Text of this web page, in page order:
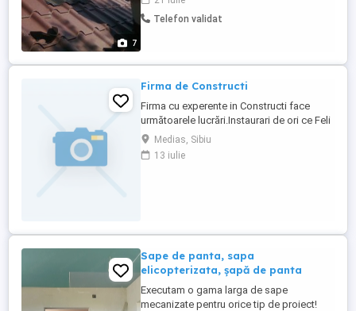
7
mansarda . oferim factura si garantie,
lucrari executate, seriozitate si
Telefon validat
Firma de Constructi
Firma cu experente in Constructi face
următoarele lucrări.Instaurari de ori ce Feli
Case vechi,Biserci vechi,Ziduri vechi
Acoperise Cabane lemn terase
lemn,Fuisoare lemn,Pavaje(Pavaje
Medias, Sibiu
13 iulie
Sape de panta, sapa
elicopterizata, șapă de panta
Executam o gama larga de sape
mecanizate pentru orice tip de proiect!